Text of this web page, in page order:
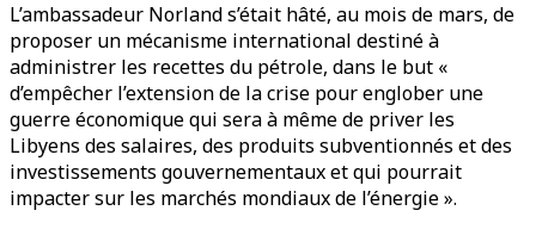
L’ambassadeur Norland s’était hâté, au mois de mars, de
proposer un mécanisme international destiné à
administrer les recettes du pétrole, dans le but «
d’empêcher l’extension de la crise pour englober une
guerre économique qui sera à même de priver les
Libyens des salaires, des produits subventionnés et des
investissements gouvernementaux et qui pourrait
impacter sur les marchés mondiaux de l’énergie ».